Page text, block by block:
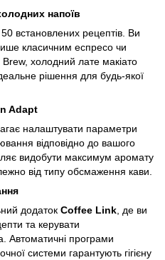
напоїв
встановлених рецептів. Ви
класичним еспресо чи
холодний лате макіато
рішення для будь-якої
Adapt
налаштувати параметри
відповідно до вашого
видобути максимум аромату
від типу обсмаження кави.
додаток Coffee Link , де ви
та керувати
Автоматичні програми
системи гарантують гігієну